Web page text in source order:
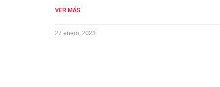
VER MÁS
27 enero, 2023